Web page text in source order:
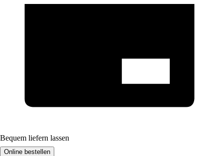
Bequem liefern lassen
Online bestellen